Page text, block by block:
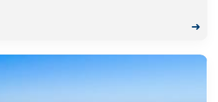
➜